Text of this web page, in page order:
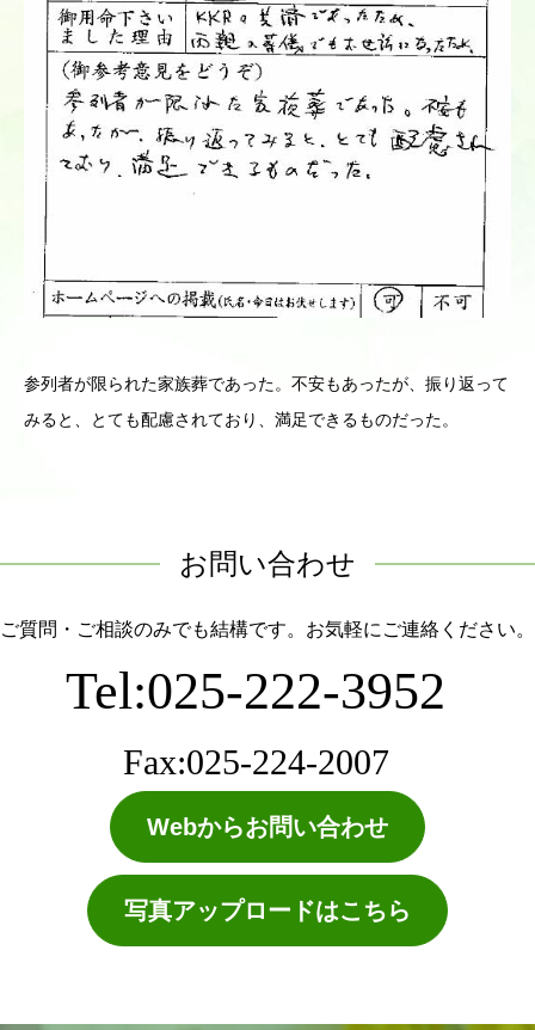
参列者が限られた家族葬であった。不安もあったが、振り返って
みると、とても配慮されており、満足できるものだった。
お問い合わせ
ご質問・ご相談のみでも結構です。お気軽にご連絡ください。
Tel:025-222-3952
Fax:025-224-2007
Webからお問い合わせ
写真アップロードはこちら